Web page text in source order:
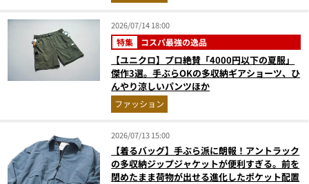
2026/07/14 18:00
特集 コスパ最強の逸品
【ユニクロ】プロ絶賛「4000円以下の夏服」
傑作3選。手ぶらOKの多収納ギアショーツ、ひ
んやり涼しいパンツほか
ファッション
2026/07/13 15:00
【着るバッグ】手ぶら派に朗報！アントラック
の多収納ジップジャケットが便利すぎる。前を
閉めたまま荷物が出せる進化したポケット配置